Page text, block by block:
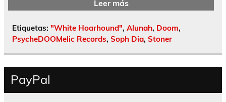
Leer más
Etiquetas: "White Hoarhound", Alunah, Doom,
PsycheDOOMelic Records, Soph Dia, Stoner
PayPal